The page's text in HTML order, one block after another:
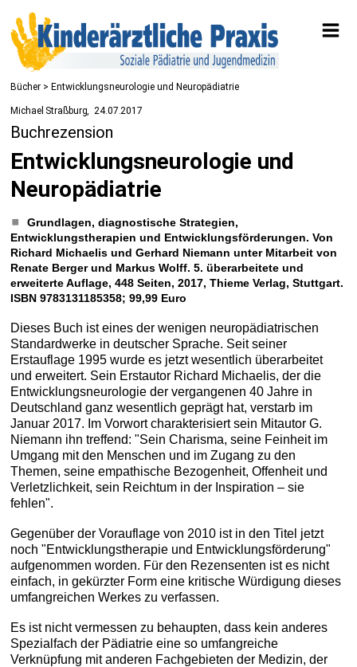
Bücher > Entwicklungsneurologie und Neuropädiatrie
Michael Straßburg 24.07.2017
Buchrezension
Entwicklungsneurologie und
Neuropädiatrie
Grundlagen, diagnostische Strategien,
Entwicklungstherapien und Entwicklungsförderungen. Von
Richard Michaelis und Gerhard Niemann unter Mitarbeit von
Renate Berger und Markus Wolff. 5. überarbeitete und
erweiterte Auflage, 448 Seiten, 2017, Thieme Verlag, Stuttgart.
ISBN 9783131185358; 99,99 Euro
Dieses Buch ist eines der wenigen neuropädiatrischen
Standardwerke in deutscher Sprache. Seit seiner
Erstauflage 1995 wurde es jetzt wesentlich überarbeitet
und erweitert. Sein Erstautor Richard Michaelis, der die
Entwicklungsneurologie der vergangenen 40 Jahre in
Deutschland ganz wesentlich geprägt hat, verstarb im
Januar 2017. Im Vorwort charakterisiert sein Mitautor G.
Niemann ihn treffend: "Sein Charisma, seine Feinheit im
Umgang mit den Menschen und im Zugang zu den
Themen, seine empathische Bezogenheit, Offenheit und
Verletzlichkeit, sein Reichtum in der Inspiration – sie
fehlen".
Gegenüber der Vorauflage von 2010 ist in den Titel jetzt
noch "Entwicklungstherapie und Entwicklungsförderung"
aufgenommen worden. Für den Rezensenten ist es nicht
einfach, in gekürzter Form eine kritische Würdigung dieses
umfangreichen Werkes zu verfassen.
Es ist nicht vermessen zu behaupten, dass kein anderes
Spezialfach der Pädiatrie eine so umfangreiche
Verknüpfung mit anderen Fachgebieten der Medizin, der